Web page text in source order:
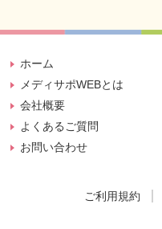
ホーム
メディサポWEBとは
会社概要
よくあるご質問
お問い合わせ
ご利用規約